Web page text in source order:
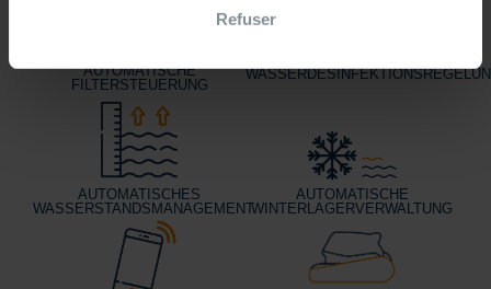
Refuser
AUTOMATISCHE
FILTERSTEUERUNG
AUTOMATISCHES
WASSERSTANDSMANAGEMENT
AUTOMATISCHE
WINTERLAGERVERWALTUNG